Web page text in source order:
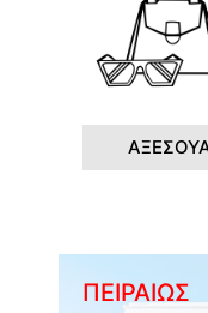
ΠΕΙΡΑΙΩΣ